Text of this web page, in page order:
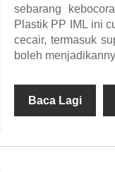
sebarang
Plastik PP IML ini
cecair, termasuk
boleh
Baca Lagi